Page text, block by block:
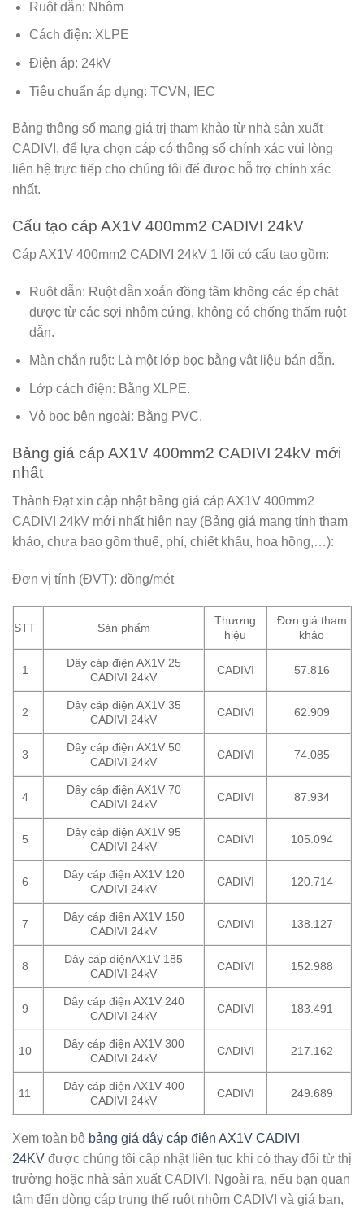
Ruột dẫn: Nhôm
Cách điện: XLPE
Điện áp: 24kV
Tiêu chuẩn áp dụng: TCVN, IEC
Bảng thông số mang giá trị tham khảo từ nhà sản xuất
CADIVI, để lựa chọn cáp có thông số chính xác vui lòng
liên hệ trực tiếp cho chúng tôi để được hỗ trợ chính xác
nhất.
Cấu tạo cáp AX1V 400mm2 CADIVI 24kV
Cáp AX1V 400mm2 CADIVI 24kV 1 lõi có cấu tạo gồm:
Ruột dẫn: Ruột dẫn xoắn đồng tâm không các ép chặt
được từ các sợi nhôm cứng, không có chống thấm ruột
dẫn.
Màn chắn ruột: Là một lớp bọc bằng vât liệu bán dẫn.
Lớp cách điện: Bằng XLPE.
Vỏ bọc bên ngoài: Bằng PVC.
Bảng giá cáp AX1V 400mm2 CADIVI 24kV mới
nhất
Thành Đạt xin cập nhật bảng giá cáp AX1V 400mm2
CADIVI 24kV mới nhất hiện nay (Bảng giá mang tính tham
khảo, chưa bao gồm thuế, phí, chiết khấu, hoa hồng,…):
Đơn vị tính (ĐVT): đồng/mét
STT Sản phẩm
Thương
hiệu
Đơn giá tham
khảo
1
Dây cáp điện AX1V 25
CADIVI 24kV
CADIVI 57.816
2
Dây cáp điện AX1V 35
CADIVI 24kV
CADIVI 62.909
3
Dây cáp điện AX1V 50
CADIVI 24kV
CADIVI 74.085
4
Dây cáp điện AX1V 70
CADIVI 24kV
CADIVI 87.934
5
Dây cáp điện AX1V 95
CADIVI 24kV
CADIVI 105.094
6
Dây cáp điện AX1V 120
CADIVI 24kV
CADIVI 120.714
7
Dây cáp điện AX1V 150
CADIVI 24kV
CADIVI 138.127
8
Dây cáp điệnAX1V 185
CADIVI 24kV
CADIVI 152.988
9
Dây cáp điện AX1V 240
CADIVI 24kV
CADIVI 183.491
10
Dây cáp điện AX1V 300
CADIVI 24kV
CADIVI 217.162
11
Dây cáp điện AX1V 400
CADIVI 24kV
CADIVI 249.689
Xem toàn bộ bảng giá dây cáp điện AX1V CADIVI
24KV được chúng tôi cập nhật liên tục khi có thay đổi từ thị
trường hoặc nhà sản xuất CADIVI. Ngoài ra, nếu bạn quan
tâm đến dòng cáp trung thế ruột nhôm CADIVI và giá ban,